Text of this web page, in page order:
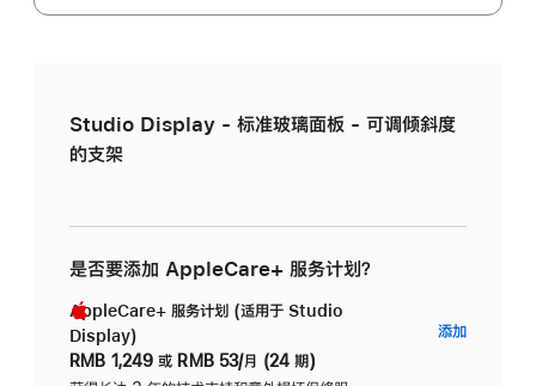
Studio Display - 标准玻璃面板 - 可调倾斜度
的支架
是否要添加 AppleCare+ 服务计划？
AppleCare+ 服务计划 (适用于 Studio
Display)
RMB 1,249 或 RMB 53/月 (24 期)
添加